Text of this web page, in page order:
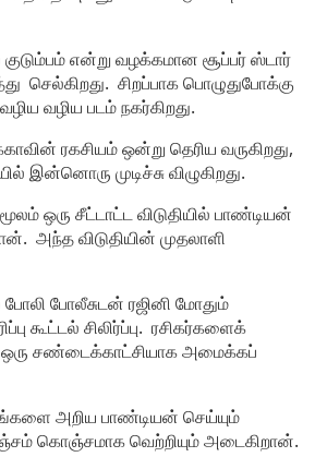
குடும்பம் என்று வழக்கமான சூப்பர் ஸ்டார்
செல்கிறது. சிறப்பாக பொழுதுபோக்கு
வழிய படம் நகர்கிறது.
ரகசியம் ஒன்று தெரிய வருகிறது,
இன்னொரு முடிச்சு விழுகிறது.
ஒரு சீட்டாட்ட விடுதியில் பாண்டியன்
அந்த விடுதியின் முதலாளி
போலி போலீசுடன் ரஜினி மோதும்
கூட்டல் சிலிர்ப்பு. ரசிகர்களைக்
ஒரு சண்டைக்காட்சியாக அமைக்கப்
அறிய பாண்டியன் செய்யும்
கொஞ்சமாக வெற்றியும் அடைகிறான்.